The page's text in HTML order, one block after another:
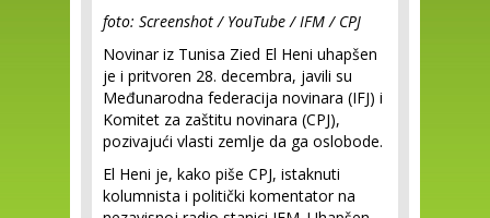
foto: Screenshot / YouTube / IFM / CPJ
Novinar iz Tunisa Zied El Heni uhapšen
je i pritvoren 28. decembra, javili su
Međunarodna federacija novinara (IFJ) i
Komitet za zaštitu novinara (CPJ),
pozivajući vlasti zemlje da ga oslobode.
El Heni je, kako piše CPJ, istaknuti
kolumnista i politički komentator na